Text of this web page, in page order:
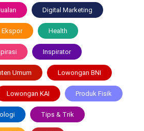
Digital Marketing
Ekspor Health
Inspirator
Umum Lowongan BNI
Lowongan KAI Produk Fisik
Tips & Trik